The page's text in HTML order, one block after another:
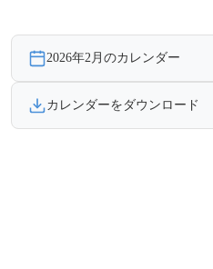
2026年2月のカレンダー
カレンダーをダウンロード